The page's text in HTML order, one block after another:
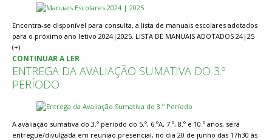
Encontra-se disponível para consulta, a lista de manuais escolares adotados
para o próximo ano letivo 2024|2025. LISTA DE MANUAIS ADOTADOS 24|25
(+)
CONTINUAR A LER
ENTREGA DA AVALIAÇÃO SUMATIVA DO 3.º
PERÍODO
A avaliação sumativa do 3.º período do 5.º, 6.ºA, 7.º, 8.º e 10.º anos, será
entregue/divulgada em reunião presencial, no dia 20 de junho das 17h30 às